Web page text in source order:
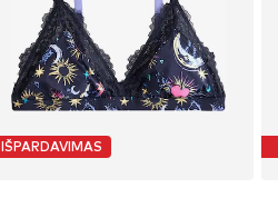
IŠPARDAVIMAS